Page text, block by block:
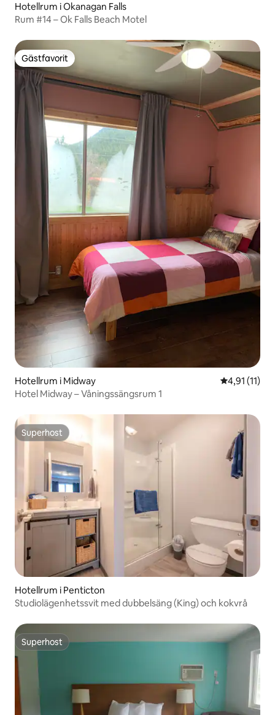
Hotellrum i Okanagan Falls
Rum #14 – Ok Falls Beach Motel
Gästfavorit
Gästfavorit
Hotellrum i Midway 4,91 av 5 i
4,91 (11)
Hotel Midway – Våningssängsrum 1
Superhost
Superhost
Hotellrum i Penticton
Studiolägenhetssvit med dubbelsäng (King) och kokvrå
Superhost
Superhost